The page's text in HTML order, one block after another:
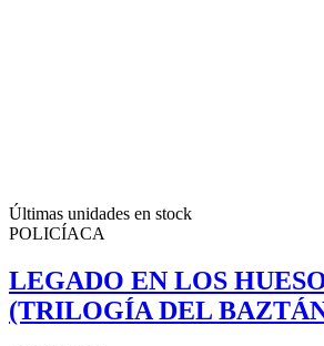
Últimas unidades en stock
POLICÍACA
LEGADO EN LOS
(TRILOGÍA DEL